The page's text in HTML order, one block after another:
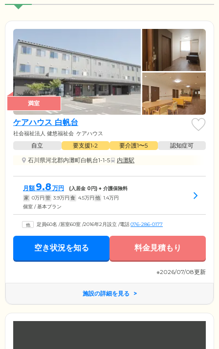
満室
ケアハウス 白帆台
社会福祉法人 健悠福祉会 ケアハウス
自立 要支援1•2 要介護1〜5
認知症可
石川県河北郡内灘町白帆台1-1-5
内灘駅
月額 9.8 万円 (入居金 0円) + 介護保険料
家 0万円 管 3.9万円 食 4.5万円 他 1.4万円
個室 / 基本プラン
定員60名 /居室60室 /2016年2月設立 /電話076-286-0177
空き状況を知る 料金見積もり
※2026/07/08更新
施設の詳細を見る